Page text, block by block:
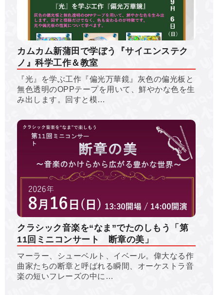
カムカム新蒲田で学ぼう『サイエンステク
ノ』科学工作＆教室
『光』を学ぶ工作『偏光万華鏡』灰色の偏光板と
無色透明のOPPテープを用いて、鮮やかな色を生
み出します。回すと模…
クラシック音楽を“なま”でたのしもう「第
11回ミニコンサート 断章の美」
マーラー、シューベルト、イベール。偉大なる作
曲家たちの断章と呼ばれる瞬間、オーケストラ音
楽の短いフレーズの中に…